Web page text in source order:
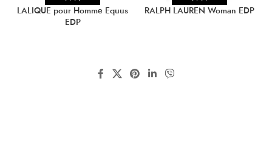
LALIQUE pour Homme Equus
EDP
RALPH LAUREN Woman EDP